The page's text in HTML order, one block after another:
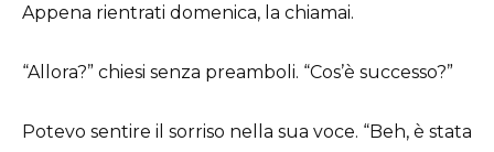
Appena rientrati domenica, la chiamai.
“Allora?” chiesi senza preamboli. “Cos’è successo?”
Potevo sentire il sorriso nella sua voce. “Beh, è stata